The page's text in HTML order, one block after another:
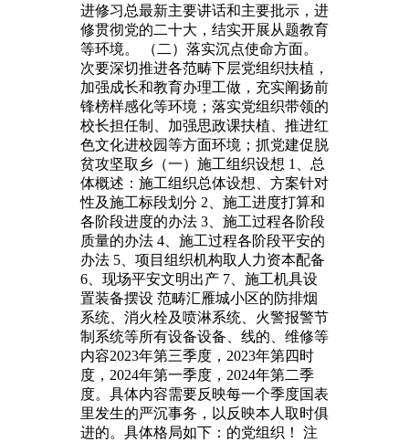
进修习总最新主要讲话和主要批示，进
修贯彻党的二十大，结实开展从题教育
等环境。 （二）落实沉点使命方面。
次要深切推进各范畴下层党组织扶植，
加强成长和教育办理工做，充实阐扬前
锋榜样感化等环境；落实党组织带领的
校长担任制、加强思政课扶植、推进红
色文化进校园等方面环境；抓党建促脱
贫攻坚取乡（一）施工组织设想 1、总
体概述：施工组织总体设想、方案针对
性及施工标段划分 2、施工进度打算和
各阶段进度的办法 3、施工过程各阶段
质量的办法 4、施工过程各阶段平安的
办法 5、项目组织机构取人力资本配备
6、现场平安文明出产 7、施工机具设
置装备摆设 范畴汇雁城小区的防排烟
系统、消火栓及喷淋系统、火警报警节
制系统等所有设备设备、线的、维修等
内容2023年第三季度，2023年第四时
度，2024年第一季度，2024年第二季
度。具体内容需要反映每一个季度国表
里发生的严沉事务，以反映本人取时俱
进的。具体格局如下：的党组织！ 注